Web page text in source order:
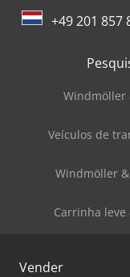
+49 201 857
Windmöller
Veículos de
Windmöller
Carrinha
Vender